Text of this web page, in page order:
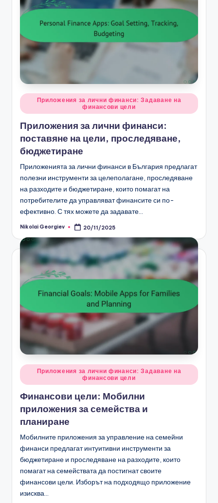
Posted
in
Приложения за лични финанси: Задаване на
финансови цели
Приложения за лични финанси:
поставяне на цели, проследяване,
бюджетиране
Приложенията за лични финанси в България предлагат
полезни инструменти за целеполагане, проследяване
на разходите и бюджетиране, които помагат на
потребителите да управляват финансите си по-
ефективно. С тях можете да задавате…
Posted
Nikolai Georgiev 20/11/2025
Posted
in
Приложения за лични финанси: Задаване на
финансови цели
Финансови цели: Мобилни
приложения за семейства и
планиране
Мобилните приложения за управление на семейни
финанси предлагат интуитивни инструменти за
бюджетиране и проследяване на разходите, които
помагат на семействата да постигнат своите
финансови цели. Изборът на подходящо приложение
изисква…